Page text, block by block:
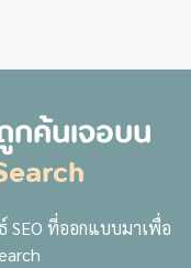
ค้นเจอบน
SEO ที่ออกแบบมาเพื่อ